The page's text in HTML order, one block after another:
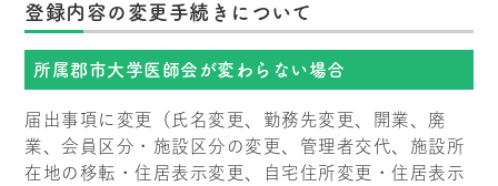
登録内容の変更手続きについて
所属郡市大学医師会が変わらない場合
届出事項に変更（氏名変更、勤務先変更、開業、廃
業、会員区分・施設区分の変更、管理者交代、施設所
在地の移転・住居表示変更、自宅住所変更・住居表示